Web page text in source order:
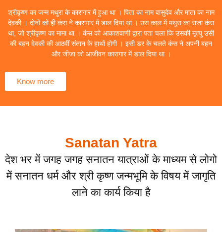
श्रीकृष्ण का जन्म मथुरा के कारागार में हुआ था । पिता का नाम वासुदेव और माता का नाम
देवकी । दोनों को ही कंस ने कारागार में डाल दिया था । उस काल में मथुरा का राजा कंस
था, जो श्रीकृष्ण का मामा था । कंस को आकाशवाणी द्वारा पता चला कि उसकी मृत्यु उसी
की बहन देवकी की आठवीं संतान के हाथों होगी । इसी डर के चलते कंस ने अपनी बहन
और जीजा को आजीवन कारागार में डाल दिया था ।
Know more
Sanatan Yatra
देश भर में जगह जगह सनातन यात्राओं के माध्यम से लोगो
में सनातन धर्म और श्री कृष्ण जन्मभूमि के विषय में जागृति
लाने का कार्य किया है